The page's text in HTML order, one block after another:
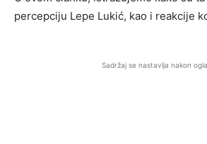
percepciju Lepe Lukić, kao i reakcije
Sadržaj se nastavlja nakon